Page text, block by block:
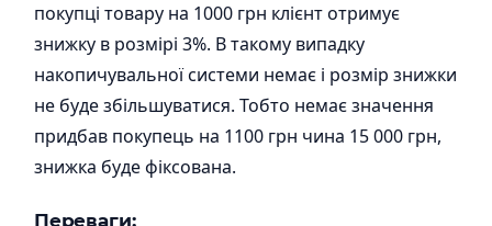
покупці товару на 1000 грн клієнт отримує
знижку в розмірі 3%. В такому випадку
накопичувальної системи немає і розмір знижки
не буде збільшуватися. Тобто немає значення
придбав покупець на 1100 грн чина 15 000 грн,
знижка буде фіксована.
Переваги: